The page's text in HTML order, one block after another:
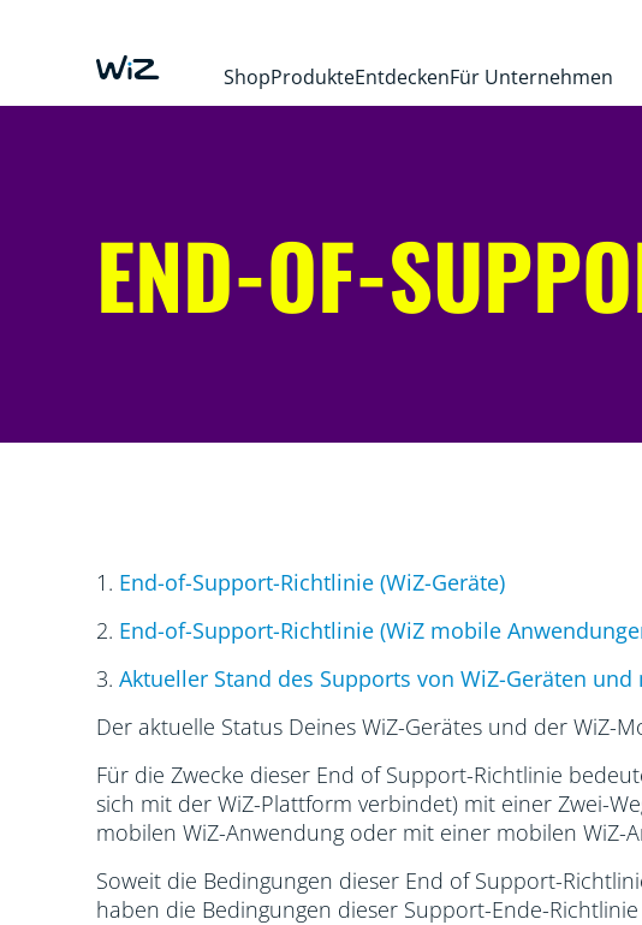
ShopProdukteEntdeckenFür Unternehmen
END-OF-
1. End-of-Support-Richtlinie (WiZ-Geräte)
2. End-of-Support-Richtlinie (WiZ mobile
3. Aktueller Stand des Supports von WiZ-Geräten
Der aktuelle Status Deines WiZ-Gerätes und der WiZ-
Für die Zwecke dieser End of Support-Richtlinie
sich mit der WiZ-Plattform verbindet) mit einer Zwei-
mobilen WiZ-Anwendung oder mit einer mobilen WiZ-
Soweit die Bedingungen dieser End of Support-
haben die Bedingungen dieser Support-Ende-